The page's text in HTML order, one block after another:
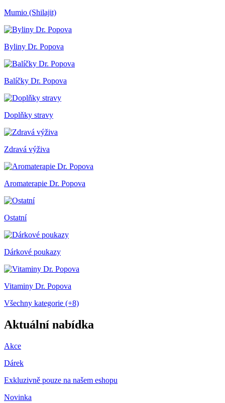
Mumio (Shilajit)
Byliny Dr. Popova
Balíčky Dr. Popova
Doplňky stravy
Zdravá výživa
Aromaterapie Dr. Popova
Ostatní
Dárkové poukazy
Vitaminy Dr. Popova
Všechny kategorie (+8)
Aktuální nabídka
Akce
Dárek
Exkluzivně pouze na našem eshopu
Novinka